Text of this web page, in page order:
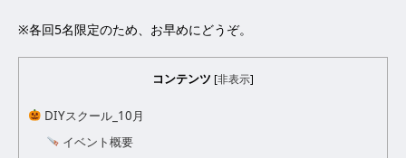
※各回5名限定のため、お早めにどうぞ。
コンテンツ [非表示]
DIYスクール_10月
イベント概要